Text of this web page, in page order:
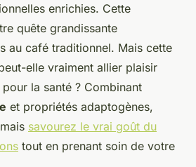
enrichies. Cette
quête grandissante
au café traditionnel. Mais cette
elle vraiment allier plaisir
la santé ? Combinant
et propriétés adaptogènes,
savourez le vrai goût du
tout en prenant soin de votre